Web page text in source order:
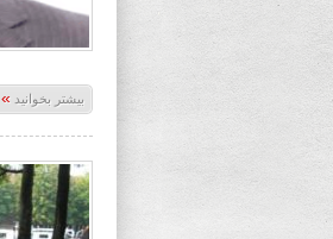
بیشتر بخوانید»